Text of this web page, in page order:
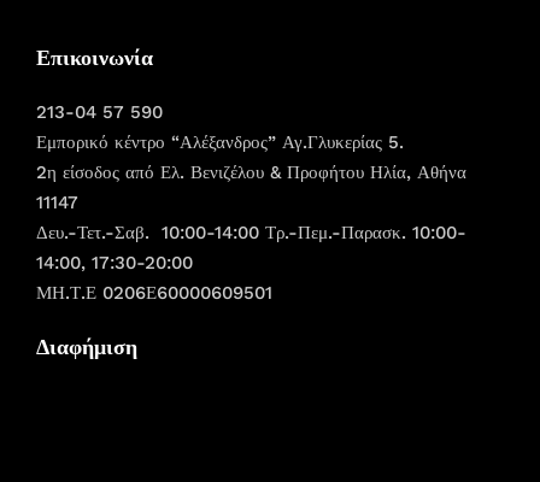
Επικοινωνία
213-04 57 590
Εμπορικό κέντρο “Αλέξανδρος” Αγ.Γλυκερίας 5.
2η είσοδος από Ελ. Βενιζέλου & Προφήτου Ηλία, Αθήνα
11147
Δευ.-Τετ.-Σαβ. 10:00-14:00 Τρ.-Πεμ.-Παρασκ. 10:00-
14:00, 17:30-20:00
ΜΗ.Τ.Ε 0206Ε60000609501
Διαφήμιση